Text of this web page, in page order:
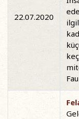
22.07.2020